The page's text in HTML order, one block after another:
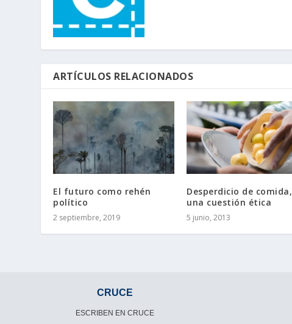
ARTÍCULOS RELACIONADOS
El futuro como rehén
político
2 septiembre, 2019
Desperdicio de comida,
una cuestión ética
5 junio, 2013
CRUCE
ESCRIBEN EN CRUCE